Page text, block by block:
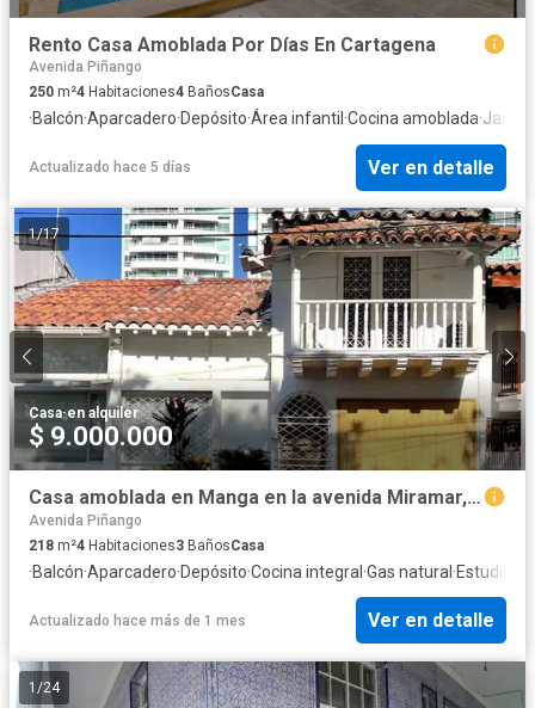
Rento Casa Amoblada Por Días En Cartagena
Avenida Piñango
250 m²4 Habitaciones4 BañosCasa
·Balcón·Aparcadero·Depósito·Área infantil ·Cocina amoblada·Jardín
Actualizado hace 5 días Ver en detalle
1/17
Casa·en alquiler
$ 9.000.000
Casa amoblada en Manga en la avenida Miramar, en Cartagena de Indias
Avenida Piñango
218 m²4 Habitaciones3 BañosCasa
·Balcón·Aparcadero·Depósito·Cocina integral ·Gas natural ·Estudio
Actualizado hace más de 1 mes Ver en detalle
1 /24